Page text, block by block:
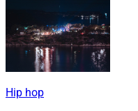
Hip hop